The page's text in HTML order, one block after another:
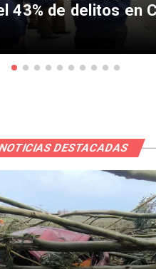
43% de delitos en
DESTACADAS